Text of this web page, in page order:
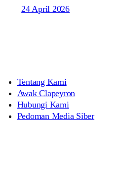
24 April 2026
Tentang Kami
Awak Clapeyron
Hubungi Kami
Pedoman Media Siber